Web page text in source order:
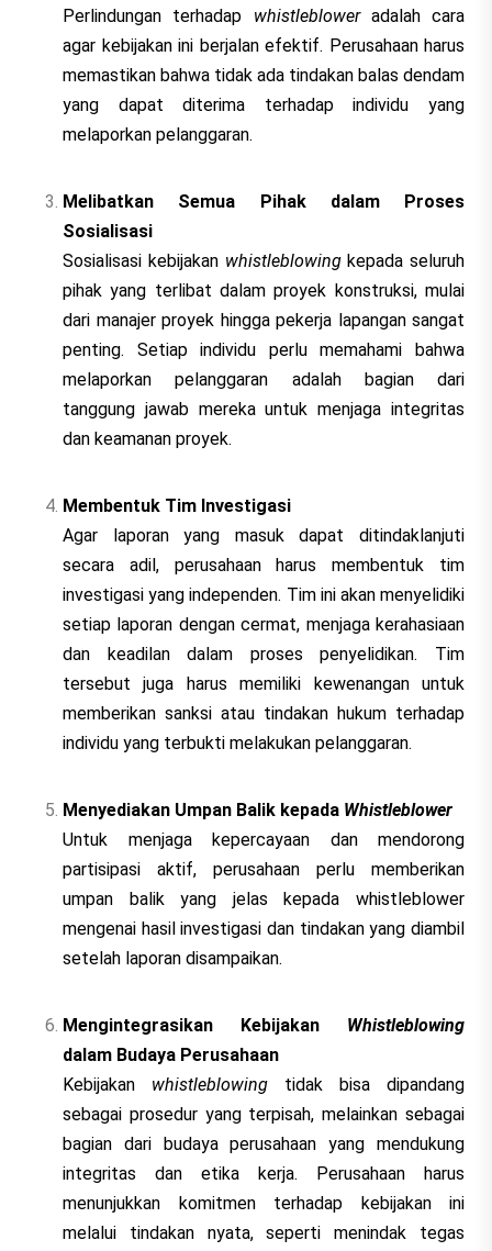
Perlindungan terhadap whistlebloweradalah cara
agar kebijakan ini berjalan efektif. Perusahaan harus
memastikan bahwa tidak ada tindakan balas dendam
yang dapat diterima terhadap individu yang
melaporkan pelanggaran.
Melibatkan Semua Pihak dalam Proses
Sosialisasi
Sosialisasi kebijakan whistleblowingkepada seluruh
pihak yang terlibat dalam proyek konstruksi, mulai
dari manajer proyek hingga pekerja lapangan sangat
penting. Setiap individu perlu memahami bahwa
melaporkan pelanggaran adalah bagian dari
tanggung jawab mereka untuk menjaga integritas
dan keamanan proyek.
Membentuk Tim Investigasi
Agar laporan yang masuk dapat ditindaklanjuti
secara adil, perusahaan harus membentuk tim
investigasi yang independen. Tim ini akan menyelidiki
setiap laporan dengan cermat, menjaga kerahasiaan
dan keadilan dalam proses penyelidikan. Tim
tersebut juga harus memiliki kewenangan untuk
memberikan sanksi atau tindakan hukum terhadap
individu yang terbukti melakukan pelanggaran.
Menyediakan Umpan Balik kepada Whistleblower
Untuk menjaga kepercayaan dan mendorong
partisipasi aktif, perusahaan perlu memberikan
umpan balik yang jelas kepada whistleblower
mengenai hasil investigasi dan tindakan yang diambil
setelah laporan disampaikan.
Mengintegrasikan Kebijakan Whistleblowing
dalam Budaya Perusahaan
Kebijakan whistleblowing tidak bisa dipandang
sebagai prosedur yang terpisah, melainkan sebagai
bagian dari budaya perusahaan yang mendukung
integritas dan etika kerja. Perusahaan harus
menunjukkan komitmen terhadap kebijakan ini
melalui tindakan nyata, seperti menindak tegas